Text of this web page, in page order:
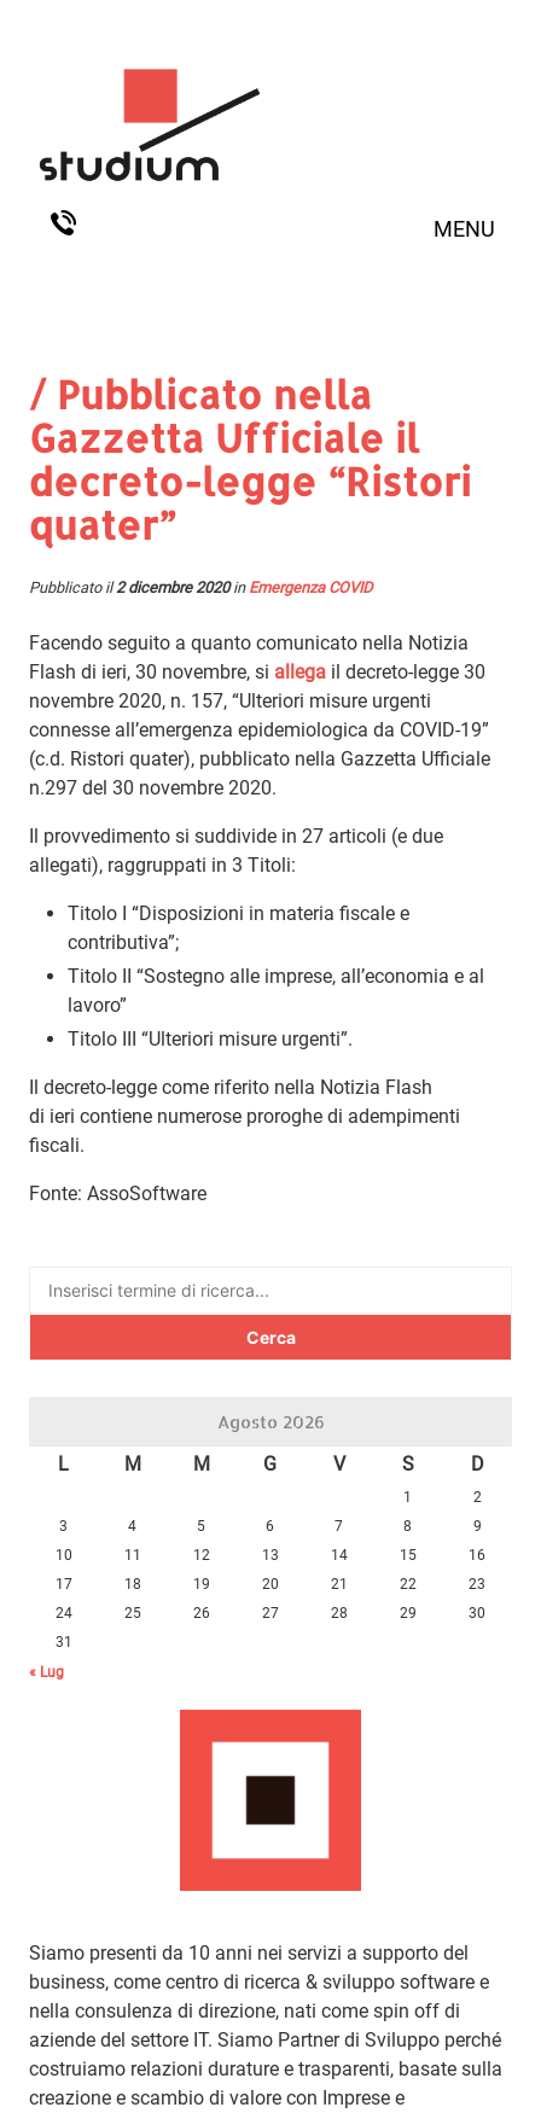
MENU
/ Pubblicato nella
Gazzetta Ufficiale il
decreto-legge “Ristori
quater”
Pubblicato il2 dicembre 2020in Emergenza COVID
Facendo seguito a quanto comunicato nella Notizia
Flash di ieri, 30 novembre, si allega il decreto-legge 30
novembre 2020, n. 157, “Ulteriori misure urgenti
connesse all’emergenza epidemiologica da COVID-19”
(c.d. Ristori quater), pubblicato nella Gazzetta Ufficiale
n.297 del 30 novembre 2020.
Il provvedimento si suddivide in 27 articoli (e due
allegati), raggruppati in 3 Titoli:
Titolo I “Disposizioni in materia fiscale e
contributiva”;
Titolo II “Sostegno alle imprese, all’economia e al
lavoro”
Titolo III “Ulteriori misure urgenti”.
Il decreto-legge come riferito nella Notizia Flash
di ieri contiene numerose proroghe di adempimenti
fiscali.
Fonte: AssoSoftware
Ricerca
Agosto 2026
L M M G V S D
1
2
3
4 5 6 7 8
9
10
11 12 13 14 15
16
17
18 19 20 21 22
23
24
25 26 27 28 29
30
31
« Lug
Siamo presenti da 10 anni nei servizi a supporto del
business, come centro di ricerca & sviluppo software e
nella consulenza di direzione, nati come spin off di
aziende del settore IT. Siamo Partner di Sviluppo perché
costruiamo relazioni durature e trasparenti, basate sulla
creazione e scambio di valore con Imprese e